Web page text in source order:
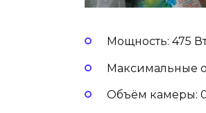
Мощность: 475
Максимальные
Объём камеры: